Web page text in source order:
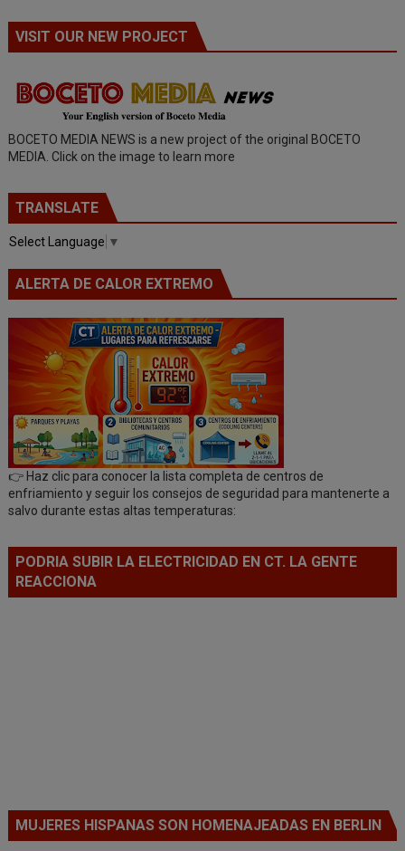
VISIT OUR NEW PROJECT
BOCETO MEDIA NEWS is a new project of the original BOCETO
MEDIA. Click on the image to learn more
TRANSLATE
Select Language ▼
ALERTA DE CALOR EXTREMO
👉 Haz clic para conocer la lista completa de centros de
enfriamiento y seguir los consejos de seguridad para mantenerte a
salvo durante estas altas temperaturas:
PODRIA SUBIR LA ELECTRICIDAD EN CT. LA GENTE
REACCIONA
MUJERES HISPANAS SON HOMENAJEADAS EN BERLIN